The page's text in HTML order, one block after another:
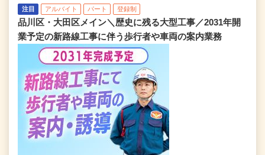
注目 アルバイト パート 登録制
品川区・大田区メイン＼歴史に残る大型工事／2031年開
業予定の新路線工事に伴う歩行者や車両の案内業務